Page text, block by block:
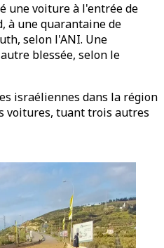
une voiture à l'entrée de
à une quarantaine de
selon l'ANI. Une
blessée, selon le
israéliennes dans la région
voitures, tuant trois autres